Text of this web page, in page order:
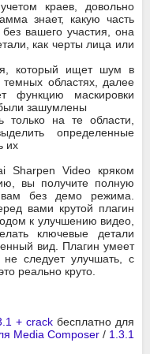
краев, довольно
знает, какую часть
вашего участия, она
как черты лица или
который ищет шум в
областях, далее
функцию маскировки
зашумлены
только на те области,
определенные
их
Sharpen Video кряком
вы получите полную
без демо режима.
вами крутой плагин
к улучшению видео,
ключевые детали
вид. Плагин умеет
следует улучшать, с
реально круто.
+ crack бесплатно для
Media Composer/ 1.3.1